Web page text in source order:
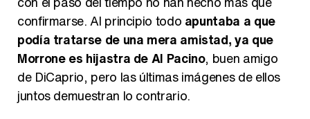
Así se tomó Felipe VI que la Infanta Sofía no quisiera recibir formación militar
confirmarse. Al principio todo apuntaba a que
podía tratarse de una mera amistad, ya que
Morrone es hijastra de Al Pacino, buen amigo
de DiCaprio, pero las últimas imágenes de ellos
juntos demuestran lo contrario.